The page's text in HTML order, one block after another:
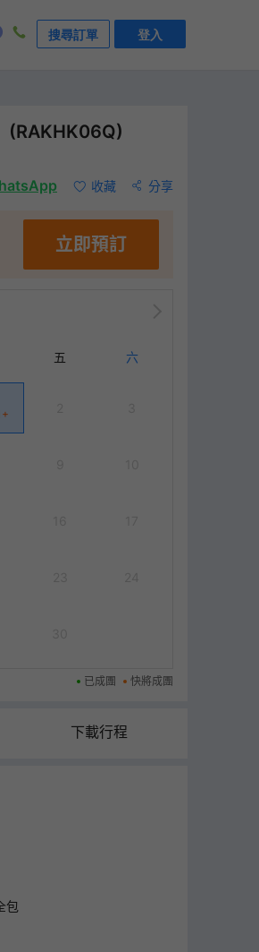
搜尋訂單 登入
(RAKHK06Q)
收藏 分享
立即預訂
五 六
+
已成團 快將成團
下載行程
包